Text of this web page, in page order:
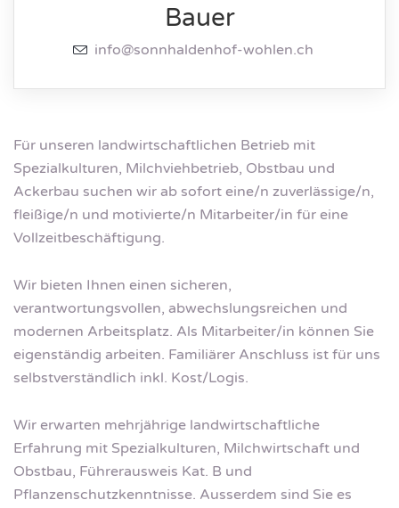
Bauer
info@sonnhaldenhof-wohlen.ch
Für unseren landwirtschaftlichen Betrieb mit
Spezialkulturen, Milchviehbetrieb, Obstbau und
Ackerbau suchen wir ab sofort eine/n zuverlässige/n,
fleißige/n und motivierte/n Mitarbeiter/in für eine
Vollzeitbeschäftigung.
Wir bieten Ihnen einen sicheren,
verantwortungsvollen, abwechslungsreichen und
modernen Arbeitsplatz. Als Mitarbeiter/in können Sie
eigenständig arbeiten. Familiärer Anschluss ist für uns
selbstverständlich inkl. Kost/Logis.
Wir erwarten mehrjährige landwirtschaftliche
Erfahrung mit Spezialkulturen, Milchwirtschaft und
Obstbau, Führerausweis Kat. B und
Pflanzenschutzkenntnisse. Ausserdem sind Sie es